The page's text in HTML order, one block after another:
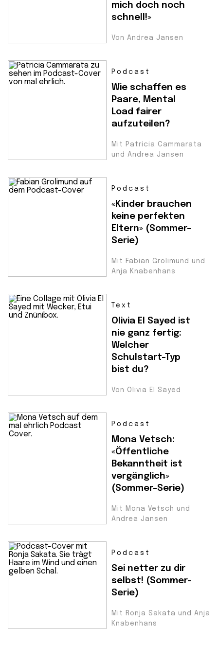
mich doch noch
schnell!»
Von Andrea Jansen
Podcast
Wie schaffen es
Paare, Mental
Load fairer
aufzuteilen?
Mit Patricia Cammarata
und Andrea Jansen
Podcast
«Kinder brauchen
keine perfekten
Eltern» (Sommer-
Serie)
Mit Fabian Grolimund und
Anja Knabenhans
Text
Olivia El Sayed ist
nie ganz fertig:
Welcher
Schulstart-Typ
bist du?
Von Olivia El Sayed
Podcast
Mona Vetsch:
«Öffentliche
Bekanntheit ist
vergänglich»
(Sommer-Serie)
Mit Mona Vetsch und
Andrea Jansen
Podcast
Sei netter zu dir
selbst! (Sommer-
Serie)
Mit Ronja Sakata und Anja
Knabenhans